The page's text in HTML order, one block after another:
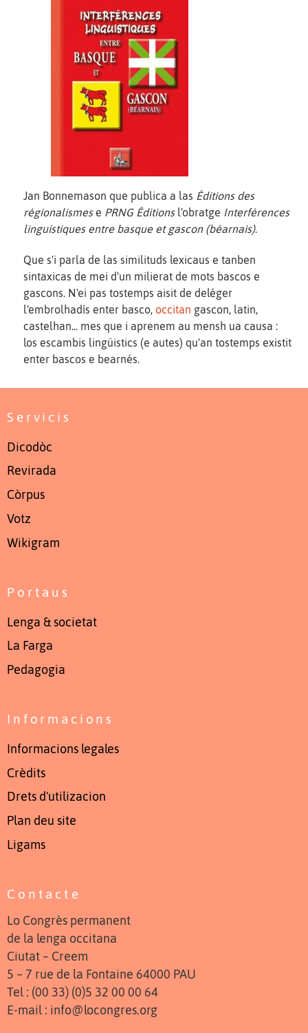
Jan Bonnemason que publica a las Éditions des
régionalismese PRNG Éditionsl'obratge Interférences
linguistiques entre basque et gascon (béarnais).
Que s'i parla de las similituds lexicaus e tanben
sintaxicas de mei d'un milierat de mots bascos e
gascons. N'ei pas tostemps aisit de deléger
l'embrolhadís enter basco, occitan gascon, latin,
castelhan... mes que i aprenem au mensh ua causa :
los escambis lingüistics (e autes) qu'an tostemps existit
enter bascos e bearnés.
Servicis
Dicodòc
Revirada
Còrpus
Votz
Wikigram
Portaus
Lenga & societat
La Farga
Pedagogia
Informacions
Informacions legales
Crèdits
Drets d'utilizacion
Plan deu site
Ligams
Contacte
Lo Congrès permanent
de la lenga occitana
Ciutat – Creem
5 – 7 rue de la Fontaine 64000 PAU
Tel : (00 33) (0)5 32 00 00 64
E-mail : info@locongres.org